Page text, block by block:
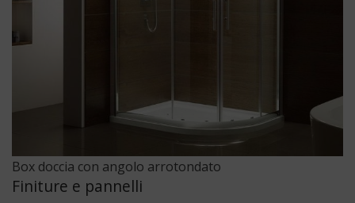
Box doccia con angolo arrotondato
Finiture e pannelli